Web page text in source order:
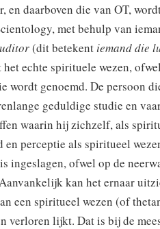
en daarboven die van OT,
met behulp van
(dit betekent iemand die
echte spirituele wezen,
wordt genoemd. De persoon
geduldige studie en
waarin hij zichzelf, als
en perceptie als spiritueel
ingeslagen, ofwel op de
kan het ernaar
een spiritueel wezen (of
verloren lijkt. Dat is bij de